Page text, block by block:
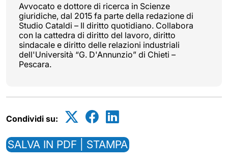
Avvocato e dottore di ricerca in Scienze
giuridiche, dal 2015 fa parte della redazione di
Studio Cataldi – Il diritto quotidiano. Collabora
con la cattedra di diritto del lavoro, diritto
sindacale e diritto delle relazioni industriali
dell'Università “G. D'Annunzio” di Chieti –
Pescara.
Condividi su:
SALVA IN PDF | STAMPA